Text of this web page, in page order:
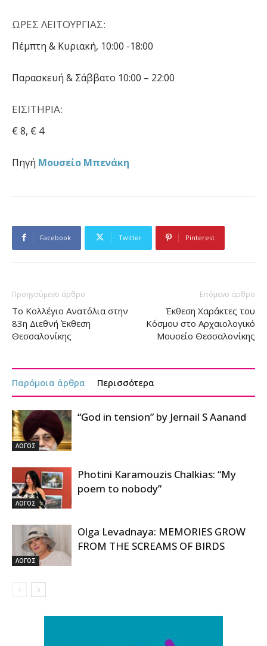
ΩΡΕΣ ΛΕΙΤΟΥΡΓΙΑΣ:
Πέμπτη & Κυριακή, 10:00 -18:00
Παρασκευή & Σάββατο 10:00 – 22:00
ΕΙΣΙΤΗΡΙA:
€ 8, € 4
Πηγή Μουσείο Μπενάκη
Facebook Twitter Pinterest
Προηγούμενο άρθρο
Το Κολλέγιο Ανατόλια στην
83η Διεθνή Έκθεση
Θεσσαλονίκης
Επόμενο άρθρο
Έκθεση Χαράκτες του
Κόσμου στο Αρχαιολογικό
Μουσείο Θεσσαλονίκης
Παρόμοια άρθρα Περισσότερα
ΛΟΓΟΣ
“God in tension” by Jernail S Aanand
ΛΟΓΟΣ
Photini Karamouzis Chalkias: “My
poem to nobody”
ΛΟΓΟΣ
Olga Levadnaya: MEMORIES GROW
FROM THE SCREAMS OF BIRDS